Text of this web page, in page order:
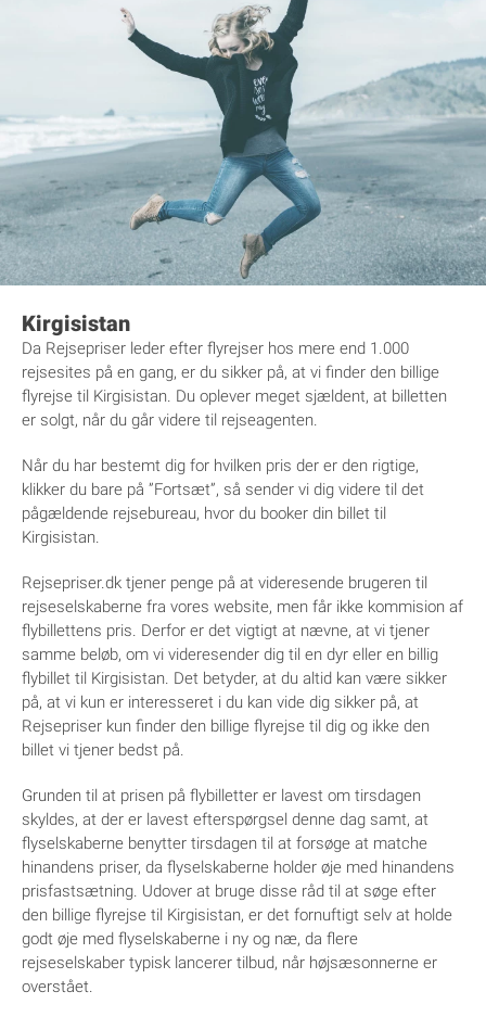
Kirgisistan
Da Rejsepriser leder efter flyrejser hos mere end 1.000
rejsesites på en gang, er du sikker på, at vi finder den billige
flyrejse til Kirgisistan. Du oplever meget sjældent, at billetten
er solgt, når du går videre til rejseagenten.
Når du har bestemt dig for hvilken pris der er den rigtige,
klikker du bare på ”Fortsæt”, så sender vi dig videre til det
pågældende rejsebureau, hvor du booker din billet til
Kirgisistan.
Rejsepriser.dk tjener penge på at videresende brugeren til
rejseselskaberne fra vores website, men får ikke kommision af
flybillettens pris. Derfor er det vigtigt at nævne, at vi tjener
samme beløb, om vi videresender dig til en dyr eller en billig
flybillet til Kirgisistan. Det betyder, at du altid kan være sikker
på, at vi kun er interesseret i du kan vide dig sikker på, at
Rejsepriser kun finder den billige flyrejse til dig og ikke den
billet vi tjener bedst på.
Grunden til at prisen på flybilletter er lavest om tirsdagen
skyldes, at der er lavest efterspørgsel denne dag samt, at
flyselskaberne benytter tirsdagen til at forsøge at matche
hinandens priser, da flyselskaberne holder øje med hinandens
prisfastsætning. Udover at bruge disse råd til at søge efter
den billige flyrejse til Kirgisistan, er det fornuftigt selv at holde
godt øje med flyselskaberne i ny og næ, da flere
rejseselskaber typisk lancerer tilbud, når højsæsonnerne er
overstået.